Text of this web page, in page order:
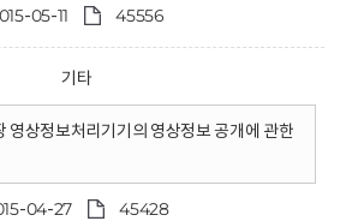
05-11 45556
기타
영상정보처리기기의 영상정보 공개에 관한
04-27 45428